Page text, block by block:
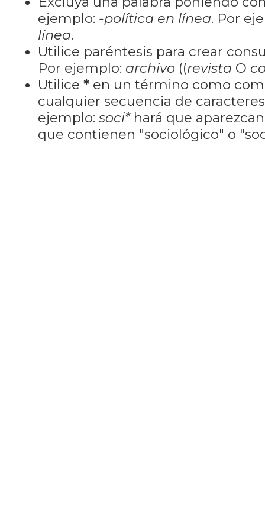
ejemplo: -política en línea. Por
línea.
Utilice paréntesis para crear
Por ejemplo: archivo ((revista O
Utilice *en un término como
cualquier secuencia de
ejemplo: soci*hará que
que contienen "sociológico" o